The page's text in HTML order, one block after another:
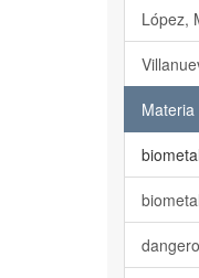
López,
Materia